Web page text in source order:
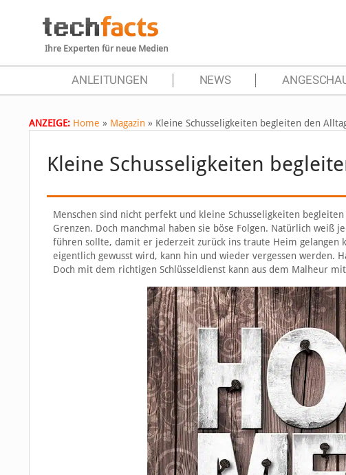
Ihre Experten für neue Medien
ANLEITUNGEN NEWS
ANZEIGE: Home » Magazin » Kleine Schusseligkeiten begleiten den
Kleine Schusseligkeiten
Menschen sind nicht perfekt und kleine Schusseligkeiten
Grenzen. Doch manchmal haben sie böse Folgen. Natürlich weiß
führen sollte, damit er jederzeit zurück ins traute Heim gelangen
eigentlich gewusst wird, kann hin und wieder vergessen werden.
Doch mit dem richtigen Schlüsseldienst kann aus dem Malheur